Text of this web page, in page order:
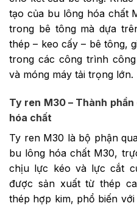
tạo của bu lông hóa chất
trong bê tông mà dựa
thép – keo cấy – bê tông,
trong các công trình
và móng máy tải trọng lớn.
Ty ren M30 – Thành
hóa chất
Ty ren M30 là bộ phận
bu lông hóa chất M30,
chịu lực kéo và lực cắt
được sản xuất từ thép
thép hợp kim, phổ biến